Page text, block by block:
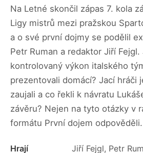
Na Letné skončil zápas 7. kola
Ligy mistrů mezi pražskou
a o své první dojmy se podělil
Petr Ruman a redaktor Jiří
kontrolovaný výkon italského
prezentovali domácí? Jací hráči
zaujali a co řekli k návratu
závěru? Nejen na tyto otázky v
formátu První dojem odpověděli.
Hrají Jiří Fejgl, Petr